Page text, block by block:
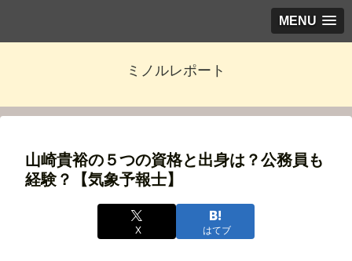
MENU
ミノルレポート
山崎貴裕の５つの資格と出身は？公務員も
経験？【気象予報士】
X はてブ